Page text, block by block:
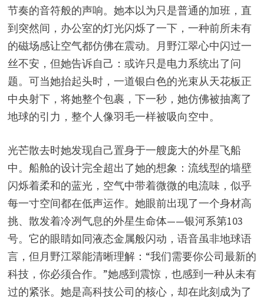
节奏的音符般的声响。她本以为只是普通的加班，直
到突然间，办公室的灯光闪烁了一下，一种前所未有
的磁场感让空气都仿佛在震动。月野江翠心中闪过一
丝不安，但她告诉自己：或许只是电力系统出了问
题。可当她抬起头时，一道银白色的光束从天花板正
中央射下，将她整个包裹，下一秒，她仿佛被抽离了
地球的引力，整个人像羽毛一样被吸向空中。
光芒散去时她发现自己置身于一艘庞大的外星飞船
中。船舱的设计完全超出了她的想象：流线型的墙壁
闪烁着柔和的蓝光，空气中带着微微的电流味，似乎
每一寸空间都在低声运作。她眼前出现了一个身材高
挑、散发着冷冽气息的外星生命体——银河系第103
号。它的眼睛如同液态金属般闪动，语音虽非地球语
言，但月野江翠能清晰理解：“我们需要你公司最新的
科技，你必须合作。”她感到震惊，也感到一种从未有
过的紧张。她是高科技公司的核心，却在此刻成为了